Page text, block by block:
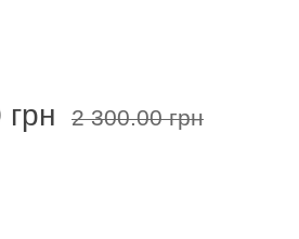
2 300.00 грн